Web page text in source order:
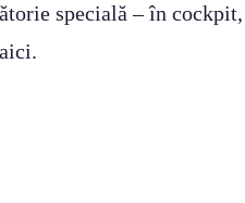
specială – în